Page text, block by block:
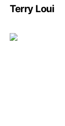
Terry Loui